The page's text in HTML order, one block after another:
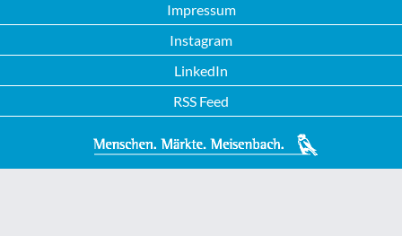
Impressum
Instagram
LinkedIn
RSS Feed